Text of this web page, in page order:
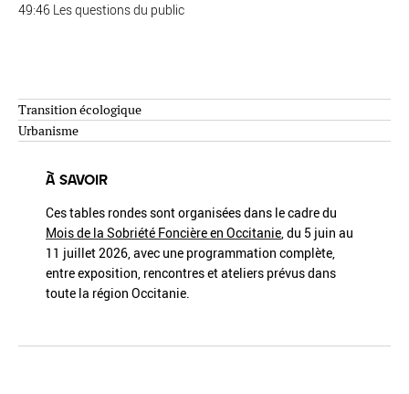
Transition écologique
Urbanisme
À SAVOIR
Ces tables rondes sont organisées dans le cadre du
Mois de la Sobriété Foncière en Occitanie, du 5 juin au
11 juillet 2026, avec une programmation complète,
entre exposition, rencontres et ateliers prévus dans
toute la région Occitanie.
49:46 Les questions du public